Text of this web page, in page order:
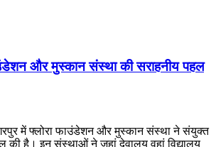
और मुस्कान संस्था की सराहनीय पहल
में फ्लोरा फाउंडेशन और मुस्कान संस्था ने संयुक्त
की है। इन संस्थाओं ने जहां देवालय वहां विद्यालय